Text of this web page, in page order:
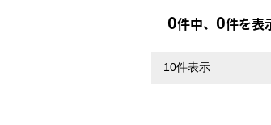
0件中、 0件を表